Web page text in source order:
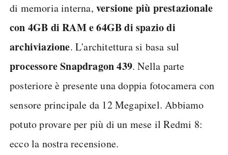
di memoria interna, versione più prestazionale
con 4GB di RAM e 64GB di spazio di
archiviazione. L'architettura si basa sul
processore Snapdragon 439. Nella parte
posteriore è presente una doppia fotocamera con
sensore principale da 12 Megapixel. Abbiamo
potuto provare per più di un mese il Redmi 8:
ecco la nostra recensione.